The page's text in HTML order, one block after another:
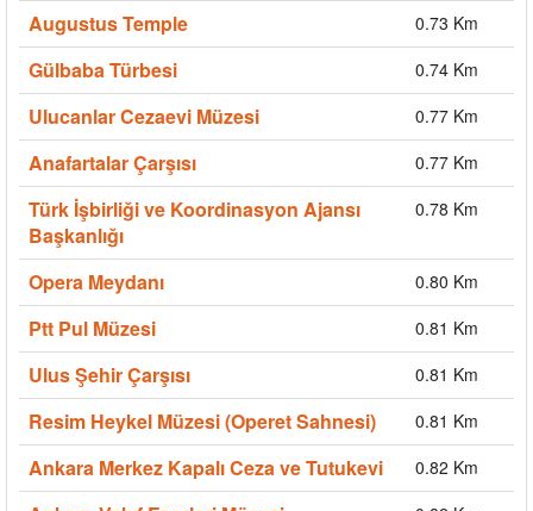
Augustus Temple 0.73 Km
Gülbaba Türbesi 0.74 Km
Ulucanlar Cezaevi Müzesi 0.77 Km
Anafartalar Çarşısı 0.77 Km
Türk İşbirliği ve Koordinasyon Ajansı
Başkanlığı
0.78 Km
Opera Meydanı 0.80 Km
Ptt Pul Müzesi 0.81 Km
Ulus Şehir Çarşısı 0.81 Km
Resim Heykel Müzesi (Operet Sahnesi) 0.81 Km
Ankara Merkez Kapalı Ceza ve Tutukevi 0.82 Km